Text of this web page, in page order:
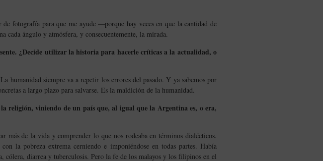
fotografía para que me ayude —porque hay veces en que la cantidad de
ángulo y atmósfera, y consecuentemente, la mirada.
¿Decide utilizar la historia para hacerle críticas a la actualidad, o
humanidad siempre va a repetir los errores del pasado. Y ya sabemos por
a largo plazo para salvarse. Es la maldición de la humanidad.
religión, viniendo de un país que, al igual que la Argentina es, o era,
de la vida y comprender lo que nos rodeaba en términos dialécticos.
la pobreza extrema cerniendo e imponiéndose en todas partes. Había
diarrea y tuberculosis. Pero la fe de los malayos y los filipinos en el